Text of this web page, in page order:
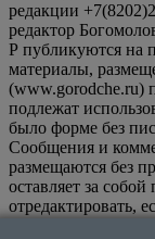
редакции
редактор
Р публикуются на
материалы,
подлежат
было форме без
Сообщения и
размещаются без
оставляет за
отредактировать,